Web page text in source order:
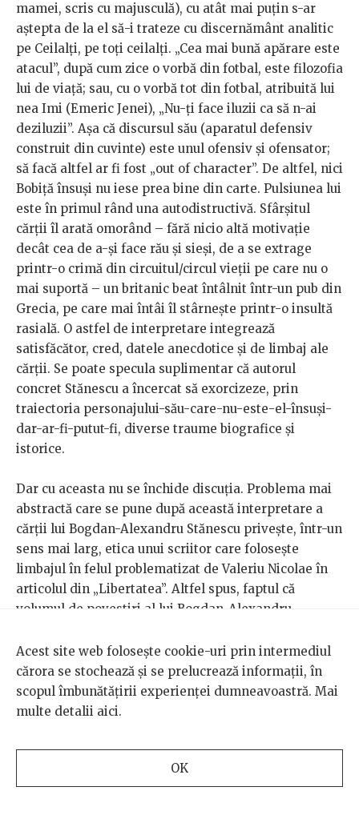
mamei, scris cu majusculă), cu atât mai puțin s-ar
aștepta de la el să-i trateze cu discernământ analitic
pe Ceilalți, pe toți ceilalți. „Cea mai bună apărare este
atacul”, după cum zice o vorbă din fotbal, este filozofia
lui de viață; sau, cu o vorbă tot din fotbal, atribuită lui
nea Imi (Emeric Jenei), „Nu-ți face iluzii ca să n-ai
deziluzii”. Așa că discursul său (aparatul defensiv
construit din cuvinte) este unul ofensiv și ofensator;
să facă altfel ar fi fost „out of character”. De altfel, nici
Bobiță însuși nu iese prea bine din carte. Pulsiunea lui
este în primul rând una autodistructivă. Sfârșitul
cărții îl arată omorând – fără nicio altă motivație
decât cea de a-și face rău și sieși, de a se extrage
printr-o crimă din circuitul/circul vieții pe care nu o
mai suportă – un britanic beat întâlnit într-un pub din
Grecia, pe care mai întâi îl stârnește printr-o insultă
rasială. O astfel de interpretare integrează
satisfăcător, cred, datele anecdotice și de limbaj ale
cărții. Se poate specula suplimentar că autorul
concret Stănescu a încercat să exorcizeze, prin
traiectoria personajului-său-care-nu-este-el-însuși-
dar-ar-fi-putut-fi, diverse traume biografice și
istorice.
Dar cu aceasta nu se închide discuția. Problema mai
abstractă care se pune după această interpretare a
cărții lui Bogdan-Alexandru Stănescu privește, într-un
sens mai larg, etica unui scriitor care folosește
limbajul în felul problematizat de Valeriu Nicolae în
articolul din „Libertatea”. Altfel spus, faptul că
volumul de povestiri al lui Bogdan-Alexandru
logica lui externă nu poate fi discutată. Faptul că
volumul, gândit și construit într-o anumită logică
internă, apare într-o realitate în care rasismul anti-
roma este o problemă reală și „tradițională”, cu o deja
privire la alegerile făcute de autor. Are autorul X
obligația morală să ia în considerație mijloacele prin
care ajunge la un scop, ținând cont nu doar de logica
Acest site web folosește cookie-uri prin intermediul
cărora se stochează și se prelucrează informații, în
scopul îmbunătățirii experienței dumneavoastră. Mai
multe detalii aici.
OK